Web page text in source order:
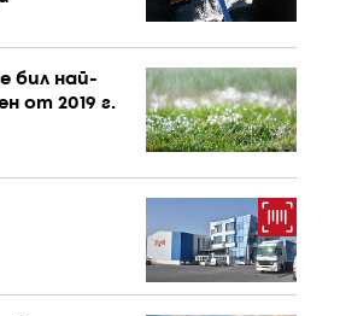
бил най-
от 2019 г.